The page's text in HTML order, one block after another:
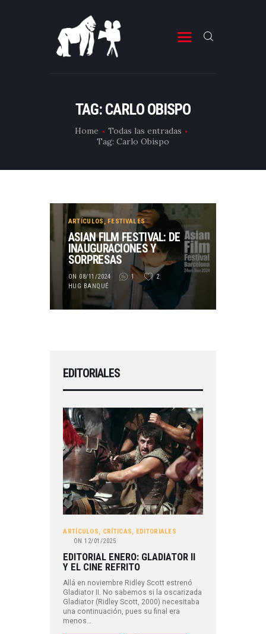
TAG: CARLO OBISPO
Home
Todas las entradas
Tag: Carlo Obispo
ESTRENOS DE TELEVISIÓN
CRÍTICAS
ARTÍCULOS
ESPECIALES
EDITORIALES
EQUIPO DE BBK
TÉRMINOS Y CONDICIONES
ARTÍCULOS , FESTIVALES
ASIAN FILM FESTIVAL: DE
INAUGURACIONES Y
SORPRESAS
ON 08/11/2024 1
2
HUG BANQUÉ
EDITORIALES
ARTÍCULOS, CRÍTICAS, EDITORIALES
ON 12/01/2025
EDITORIAL ENERO: GLADIATOR II
Y EL CINE REFRITO
Allá en noviembre Ridley Scott estrenó
Gladiator II. No sabemos si la oscarizada
Gladiator (Ridley Scott, 2000) necesitaba
una continuación, pues su final era
menos…